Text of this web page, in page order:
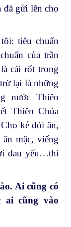
đã gửi lên cho
tiêu chuẩn
của trần
cái rốt trong
lại là những
nước Thiên
Thiên Chúa
kẻ đói ăn,
mặc, viếng
đau yếu…thì
Ai cũng có
ai cũng vào